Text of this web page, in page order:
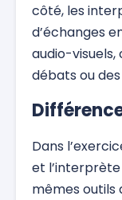
côté, les
d’échanges
audio-
débats ou des
Dans
et
mêmes outils